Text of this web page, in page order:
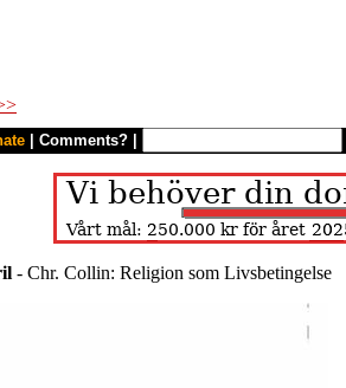
Comments?
- Chr. Collin: Religion som Livsbetingelse